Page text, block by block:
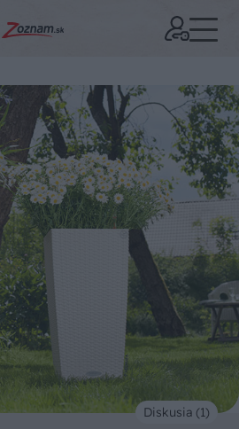
Diskusia (1)